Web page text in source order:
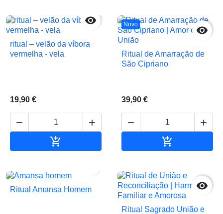

ritual – velão da víbora
vermelha - vela
19,90 €
 

Novo 
Ritual de Amarração de
São Cipriano
39,90 €
 

Ritual Amansa Homem 
Ritual Sagrado União e